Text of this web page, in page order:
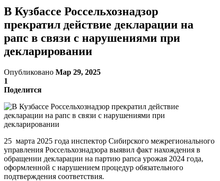
В Кузбассе Россельхознадзор
прекратил действие декларации на
рапс в связи с нарушениями при
декларировании
Опубликовано Мар 29, 2025
1
Поделится
25 марта 2025 года инспектор Сибирского межрегионального
управления Россельхознадзора выявил факт нахождения в
обращении декларации на партию рапса урожая 2024 года,
оформленной с нарушением процедур обязательного
подтверждения соответствия.